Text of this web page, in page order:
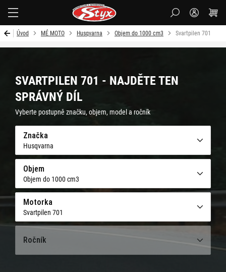
Úvod MÉ MOTO Husqvarna Objem do 1000 cm3 Svartpilen 701
SVARTPILEN 701 - NAJDĚTE TEN
SPRÁVNÝ DÍL
Vyberte postupně značku, objem, model a ročník
Značka
Husqvarna
Objem
Objem do 1000 cm3
Motorka
Svartpilen 701
Ročník